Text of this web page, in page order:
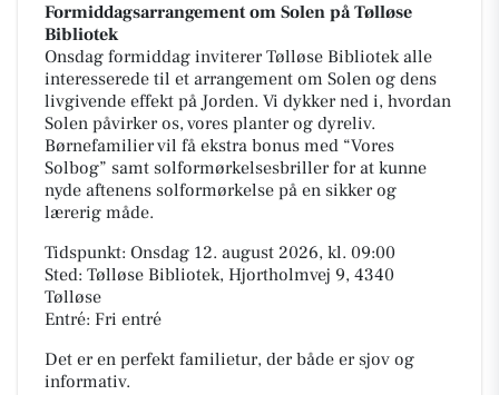
Formiddagsarrangement om Solen på Tølløse
Bibliotek
Onsdag formiddag inviterer Tølløse Bibliotek alle
interesserede til et arrangement om Solen og dens
livgivende effekt på Jorden. Vi dykker ned i, hvordan
Solen påvirker os, vores planter og dyreliv.
Børnefamilier vil få ekstra bonus med “Vores
Solbog” samt solformørkelsesbriller for at kunne
nyde aftenens solformørkelse på en sikker og
lærerig måde.
Tidspunkt: Onsdag 12. august 2026, kl. 09:00
Sted: Tølløse Bibliotek, Hjortholmvej 9, 4340
Tølløse
Entré: Fri entré
Det er en perfekt familietur, der både er sjov og
informativ.